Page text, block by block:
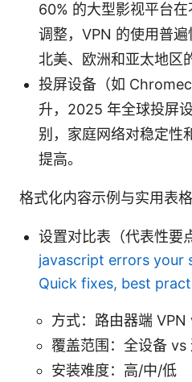
60% 的大型影视平台
调整，VPN 的使用普
北美、欧洲和亚太地区
投屏设备（如
升，2025 年全球投屏
别，家庭网络对稳定性
提高。
格式化内容示例与实用表格
设置对比表（代表性要
javascript errors your
Quick fixes, best
方式：路由器端 VPN
覆盖范围：全设备 vs
安装难度：高/中/低